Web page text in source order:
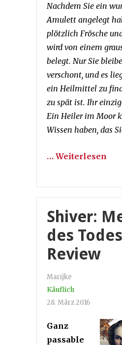
Nachdem Sie ein
Amulett angelegt
plötzlich Frösche
wird von einem
belegt. Nur Sie
verschont, und es
ein Heilmittel zu
zu spät ist. Ihr
Ein Heiler im Moor
Wissen haben, das
… Weiterlesen
Shiver:
des
Review
Marijke
Käuflich
28. März 2016
Ganz
passable